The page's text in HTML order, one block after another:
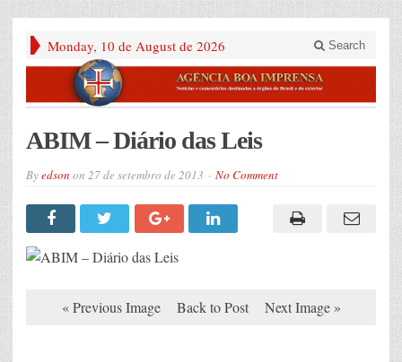
Monday, 10 de August de 2026 Search
ABIM – Diário das Leis
Byedson on 27 de setembro de 2013 No Comment
« Previous Image Back to Post Next Image »